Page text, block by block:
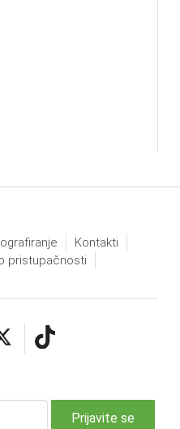
Kontakti
pristupačnosti